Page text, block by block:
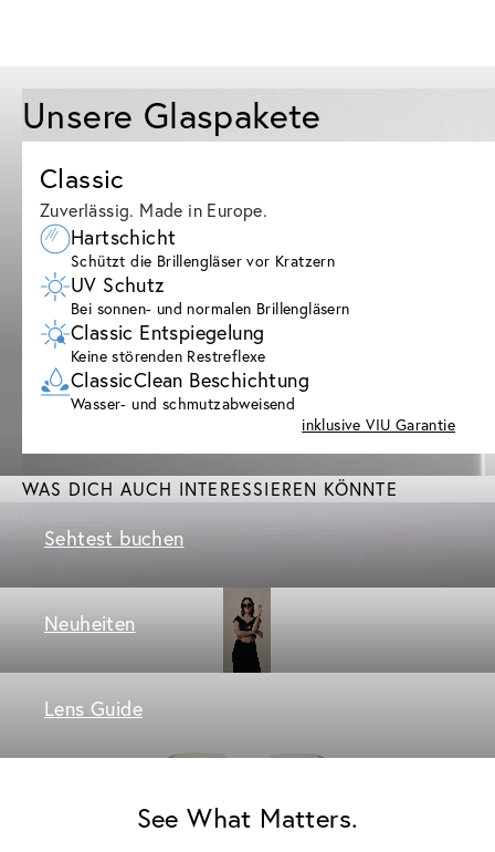
Unsere Glaspakete
Classic
Zuverlässig. Made in Europe.
Hartschicht
Schützt die Brillengläser vor Kratzern
UV Schutz
Bei sonnen- und normalen Brillengläsern
Classic Entspiegelung
Keine störenden Restreflexe
ClassicClean Beschichtung
Wasser- und schmutzabweisend
inklusive VIU Garantie
WAS DICH AUCH INTERESSIEREN KÖNNTE
Sehtest buchen
Neuheiten
Lens Guide
See What Matters.